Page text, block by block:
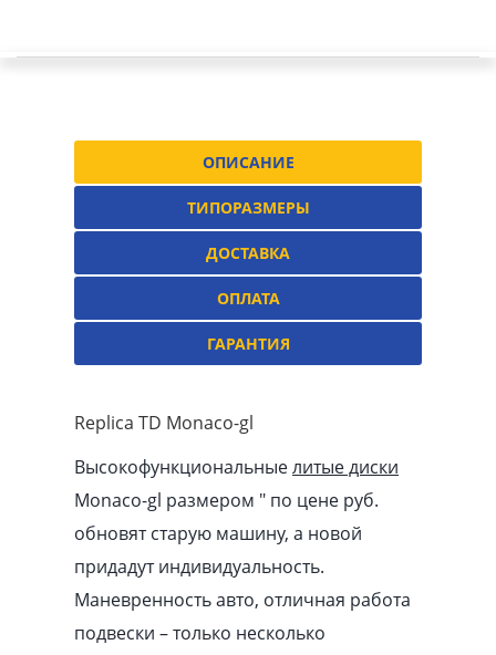
ОПИСАНИЕ
ТИПОРАЗМЕРЫ
ДОСТАВКА
ОПЛАТА
ГАРАНТИЯ
Replica TD Monaco-gl
Высокофункциональныелитые диски
Monaco-gl размером ″ по цене руб.
обновят старую машину, а новой
придадут индивидуальность.
Маневренность авто, отличная работа
подвески – только несколько